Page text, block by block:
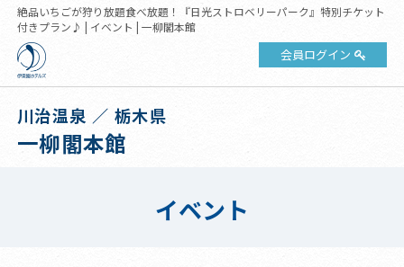
絶品いちごが狩り放題食べ放題！『日光ストロベリーパーク』特別チケット
付きプラン♪ | イベント | 一柳閣本館
会員ログイン
川治温泉 ／ 栃木県
一柳閣本館
イベント